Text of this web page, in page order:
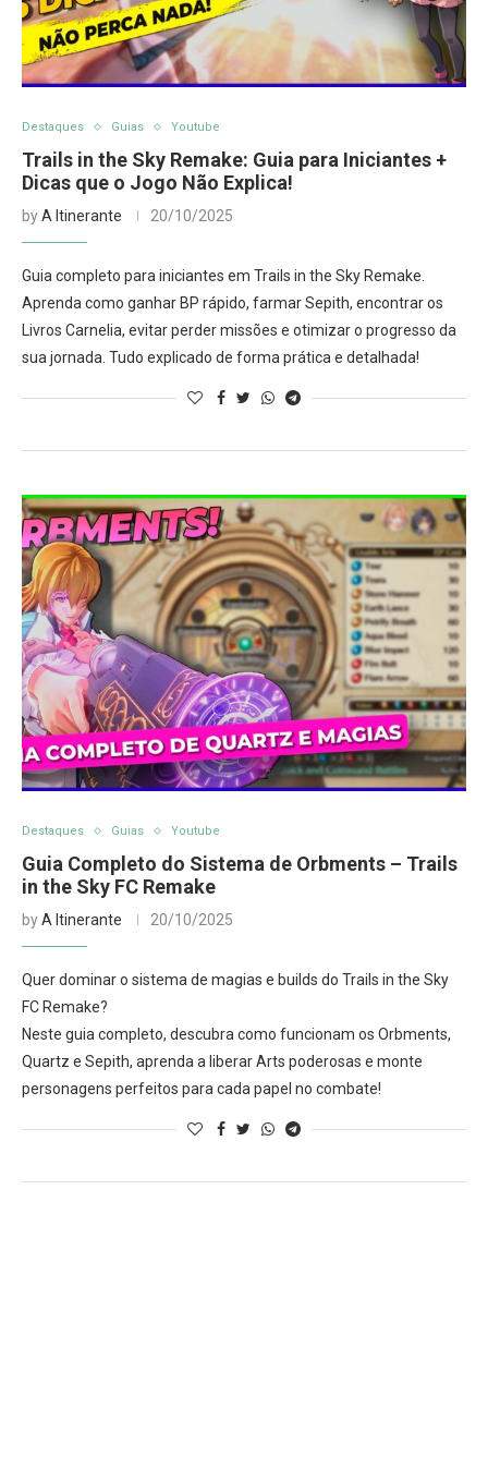
Destaques Guias Youtube
Trails in the Sky Remake: Guia para Iniciantes +
Dicas que o Jogo Não Explica!
byA Itinerante 20/10/2025
Guia completo para iniciantes em Trails in the Sky Remake.
Aprenda como ganhar BP rápido, farmar Sepith, encontrar os
Livros Carnelia, evitar perder missões e otimizar o progresso da
sua jornada. Tudo explicado de forma prática e detalhada!
Destaques Guias Youtube
Guia Completo do Sistema de Orbments – Trails
in the Sky FC Remake
byA Itinerante 20/10/2025
Quer dominar o sistema de magias e builds do Trails in the Sky
FC Remake?
Neste guia completo, descubra como funcionam os Orbments,
Quartz e Sepith, aprenda a liberar Arts poderosas e monte
personagens perfeitos para cada papel no combate!